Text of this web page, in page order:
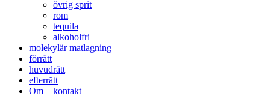
övrig sprit
rom
tequila
alkoholfri
molekylär matlagning
förrätt
huvudrätt
efterrätt
Om – kontakt